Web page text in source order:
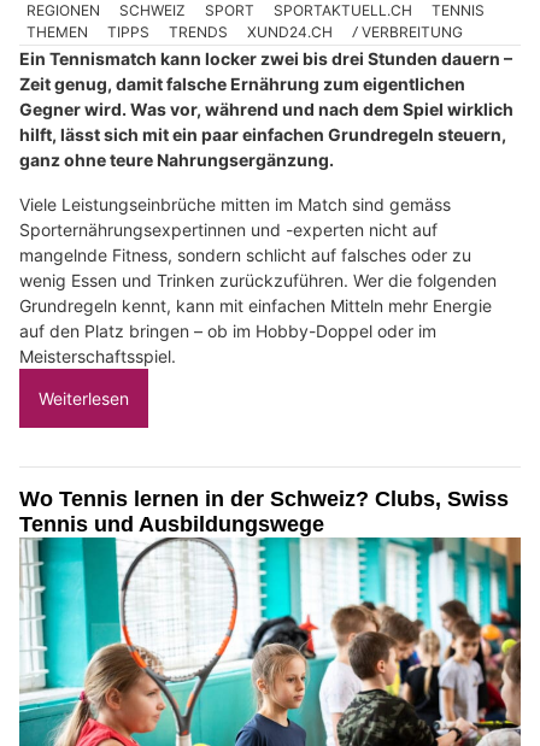
REGIONEN
SCHWEIZ SPORT SPORTAKTUELL.CH
TENNIS
THEMEN
TIPPS TRENDS XUND24.CH Ⳇ VERBREITUNG
Ein Tennismatch kann locker zwei bis drei Stunden dauern –
Zeit genug, damit falsche Ernährung zum eigentlichen
Gegner wird. Was vor, während und nach dem Spiel wirklich
hilft, lässt sich mit ein paar einfachen Grundregeln steuern,
ganz ohne teure Nahrungsergänzung.
Viele Leistungseinbrüche mitten im Match sind gemäss
Sporternährungsexpertinnen und -experten nicht auf
mangelnde Fitness, sondern schlicht auf falsches oder zu
wenig Essen und Trinken zurückzuführen. Wer die folgenden
Grundregeln kennt, kann mit einfachen Mitteln mehr Energie
auf den Platz bringen – ob im Hobby-Doppel oder im
Meisterschaftsspiel.
Weiterlesen
Wo Tennis lernen in der Schweiz? Clubs, Swiss
Tennis und Ausbildungswege